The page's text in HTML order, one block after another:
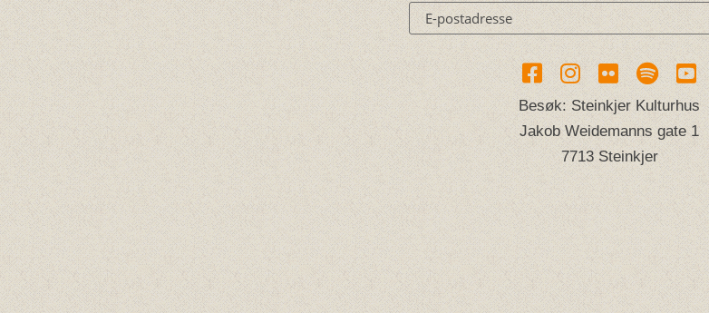
Besøk: Steinkjer Kulturhus
Jakob Weidemanns gate 1
7713 Steinkjer